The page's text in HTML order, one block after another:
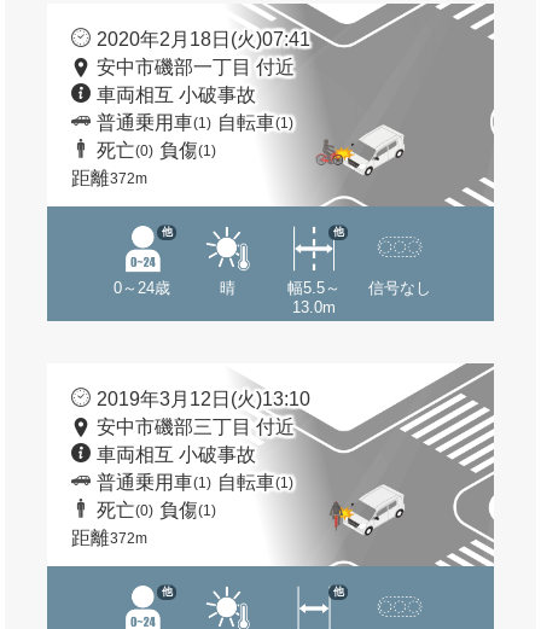
2020年2月18日(火)07:41
安中市磯部一丁目 付近
車両相互 小破事故
普通乗用車(1) 自転車(1)
死亡(0) 負傷(1)
距離372m
0～24歳
他
晴
幅5.5～
13.0m
他
信号なし
2019年3月12日(火)13:10
安中市磯部三丁目 付近
車両相互 小破事故
普通乗用車(1) 自転車(1)
死亡(0) 負傷(1)
距離372m
他 他